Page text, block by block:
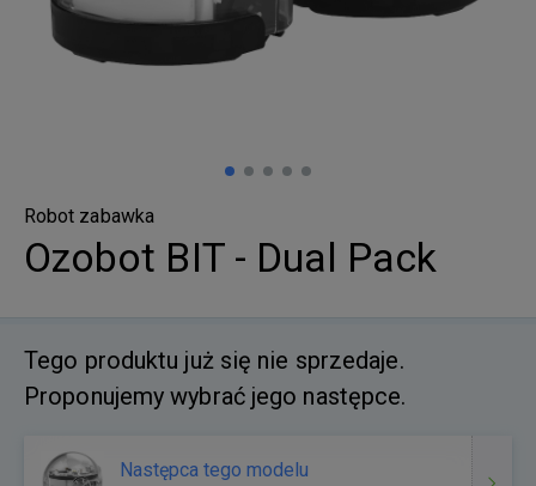
Robot zabawka
Ozobot BIT - Dual Pack
Tego produktu już się nie sprzedaje.
Proponujemy wybrać jego następce.
Następca tego modelu